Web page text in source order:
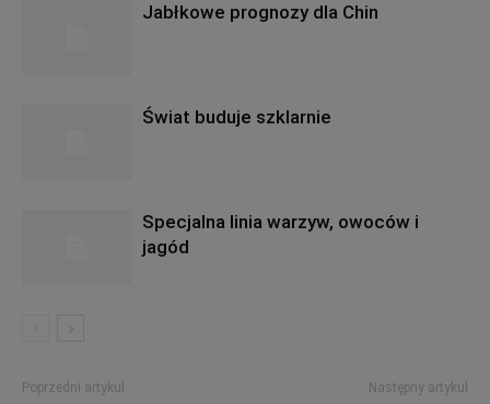
Jabłkowe prognozy dla Chin
Świat buduje szklarnie
Specjalna linia warzyw, owoców i
jagód
Poprzedni artykuł Następny artykuł